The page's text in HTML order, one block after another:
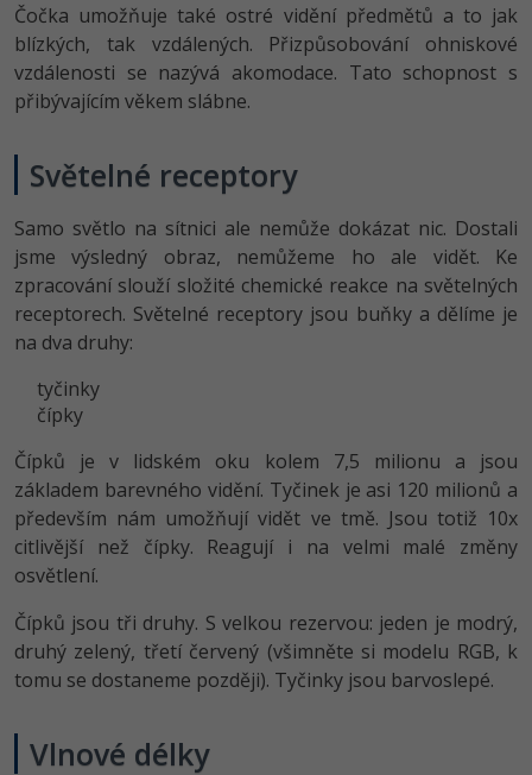
Čočka umožňuje také ostré vidění předmětů a to jak
blízkých, tak vzdálených. Přizpůsobování ohniskové
vzdálenosti se nazývá akomodace. Tato schopnost s
přibývajícím věkem slábne.
Světelné receptory
Samo světlo na sítnici ale nemůže dokázat nic. Dostali
jsme výsledný obraz, nemůžeme ho ale vidět. Ke
zpracování slouží složité chemické reakce na světelných
receptorech. Světelné receptory jsou buňky a dělíme je
na dva druhy:
tyčinky
čípky
Čípků je v lidském oku kolem 7,5 milionu a jsou
základem barevného vidění. Tyčinek je asi 120 milionů a
především nám umožňují vidět ve tmě. Jsou totiž 10x
citlivější než čípky. Reagují i na velmi malé změny
osvětlení.
Čípků jsou tři druhy. S velkou rezervou: jeden je modrý,
druhý zelený, třetí červený (všimněte si modelu RGB, k
tomu se dostaneme později). Tyčinky jsou barvoslepé.
Vlnové délky